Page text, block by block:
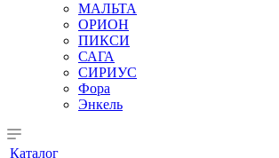
МАЛЬТА
ОРИОН
ПИКСИ
САГА
СИРИУС
Фора
Энкель
Каталог